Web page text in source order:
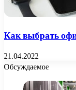
Как выбрать
21.04.2022
Обсуждаемое